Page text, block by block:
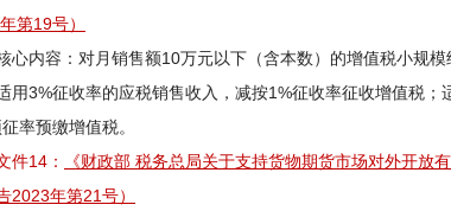
第19号）
心内容： 对月销售额10万元以下（含本数）的增值税小规
用3%征收率的应税销售收入，减按1%征收率征收增值税
率预缴增值税。
件14：
《财政部 税务总局关于支持货物期货市场对外开放
2023年第21号）